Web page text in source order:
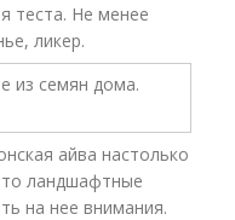
теста. Не менее
ликер.
айва настолько
ландшафтные
на нее внимания.